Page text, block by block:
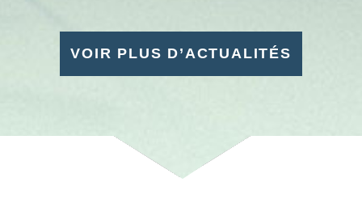
VOIR PLUS D’ACTUALITÉS